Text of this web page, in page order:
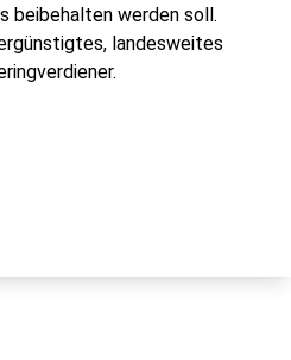
beibehalten werden soll.
landesweites